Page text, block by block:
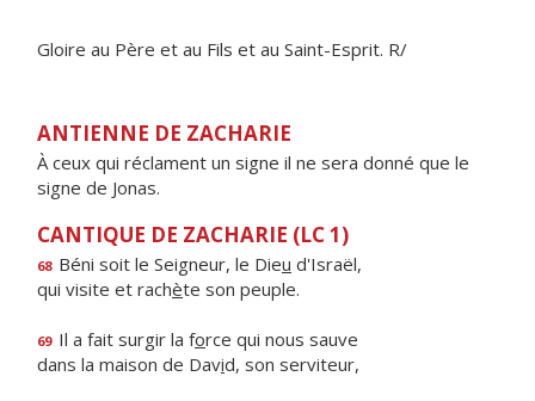
Gloire au Père et au Fils et au Saint-Esprit. R/
ANTIENNE DE ZACHARIE
À ceux qui réclament un signe il ne sera donné que le
signe de Jonas.
CANTIQUE DE ZACHARIE (LC 1)
68 Béni soit le Seigneur, le Dieu d'Israël,
qui visite et rachète son peuple.
69 Il a fait surgir la force qui nous sauve
dans la maison de David, son serviteur,